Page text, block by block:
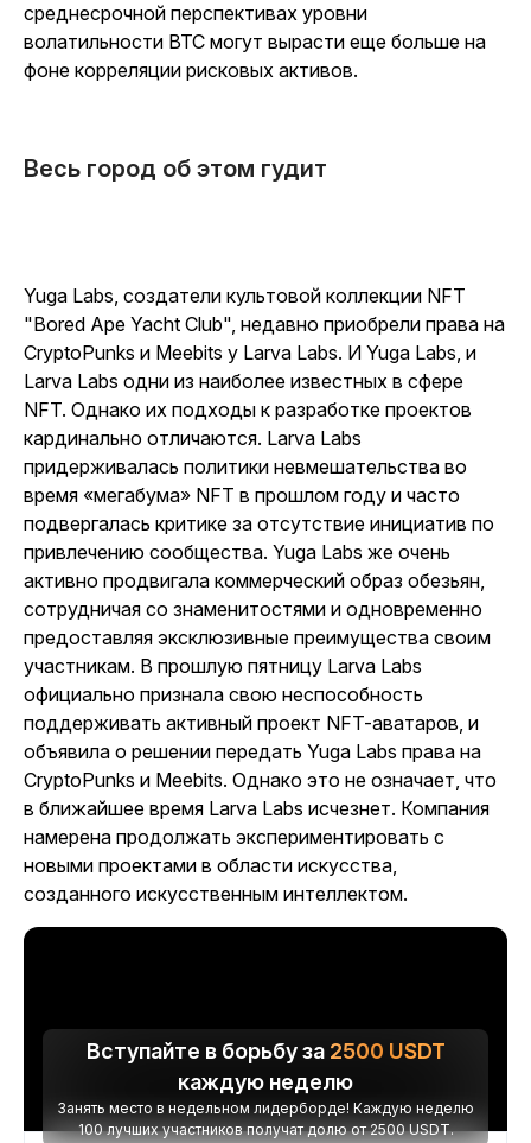
среднесрочной перспективах уровни
волатильности BTC могут вырасти еще больше на
фоне корреляции рисковых активов.
Весь город об этом гудит
Yuga Labs, создатели культовой коллекции NFT
"Bored Ape Yacht Club", недавно приобрели права на
CryptoPunks и Meebits у Larva Labs. И Yuga Labs, и
Larva Labs одни из наиболее известных в сфере
NFT. Однако их подходы к разработке проектов
кардинально отличаются. Larva Labs
придерживалась политики невмешательства во
время «мегабума» NFT в прошлом году и часто
подвергалась критике за отсутствие инициатив по
привлечению сообщества. Yuga Labs же очень
активно продвигала коммерческий образ обезьян,
сотрудничая со знаменитостями и одновременно
предоставляя эксклюзивные преимущества своим
участникам. В прошлую пятницу Larva Labs
официально признала свою неспособность
поддерживать активный проект NFT-аватаров, и
объявила о решении передать Yuga Labs права на
CryptoPunks и Meebits. Однако это не означает, что
в ближайшее время Larva Labs исчезнет. Компания
намерена продолжать экспериментировать с
новыми проектами в области искусства,
созданного искусственным интеллектом.
Вступайте в борьбу за 2500 USDT
каждую неделю
Занять место в недельном лидерборде! Каждую неделю
100 лучших участников получат долю от 2500 USDT.